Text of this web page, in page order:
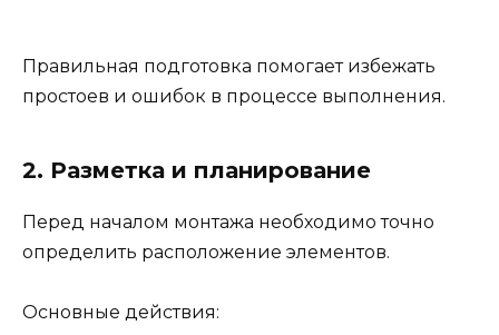
Правильная подготовка помогает избежать
простоев и ошибок в процессе выполнения.
2. Разметка и планирование
Перед началом монтажа необходимо точно
определить расположение элементов.
Основные действия: